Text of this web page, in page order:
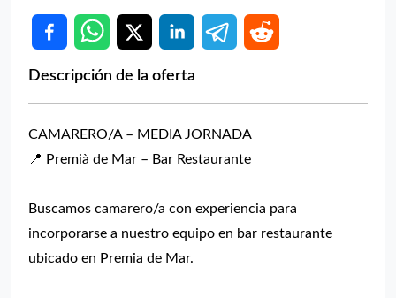
Descripción de la oferta
CAMARERO/A – MEDIA JORNADA
📍 Premià de Mar – Bar Restaurante
Buscamos camarero/a con experiencia para
incorporarse a nuestro equipo en bar restaurante
ubicado en Premia de Mar.